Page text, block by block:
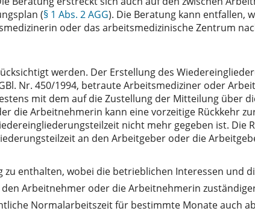
(§ 1 Abs. 2 AGG). Die Beratung kann entfallen,
oder das arbeitsmedizinische Zentrum
werden. Der Erstellung des
Nr. 450/1994, betraute Arbeitsmediziner oder
mit dem auf die Zustellung der Mitteilung über
die Arbeitnehmerin kann eine vorzeitige Rückkehr
nicht mehr gegeben ist. Die
an den Arbeitgeber oder die
enthalten, wobei die betrieblichen Interessen und
Arbeitnehmer oder die Arbeitnehmerin
Normalarbeitszeit für bestimmte Monate auch